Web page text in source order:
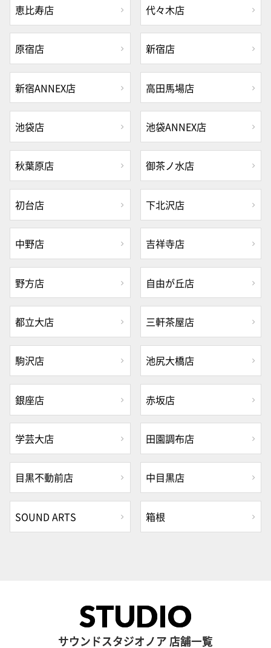
恵比寿店 代々木店
原宿店 新宿店
新宿ANNEX店 高田馬場店
池袋店 池袋ANNEX店
秋葉原店 御茶ノ水店
初台店 下北沢店
中野店 吉祥寺店
野方店 自由が丘店
都立大店 三軒茶屋店
駒沢店 池尻大橋店
銀座店 赤坂店
学芸大店 田園調布店
目黒不動前店 中目黒店
SOUND ARTS 箱根
STUDIO
サウンドスタジオノア 店舗一覧